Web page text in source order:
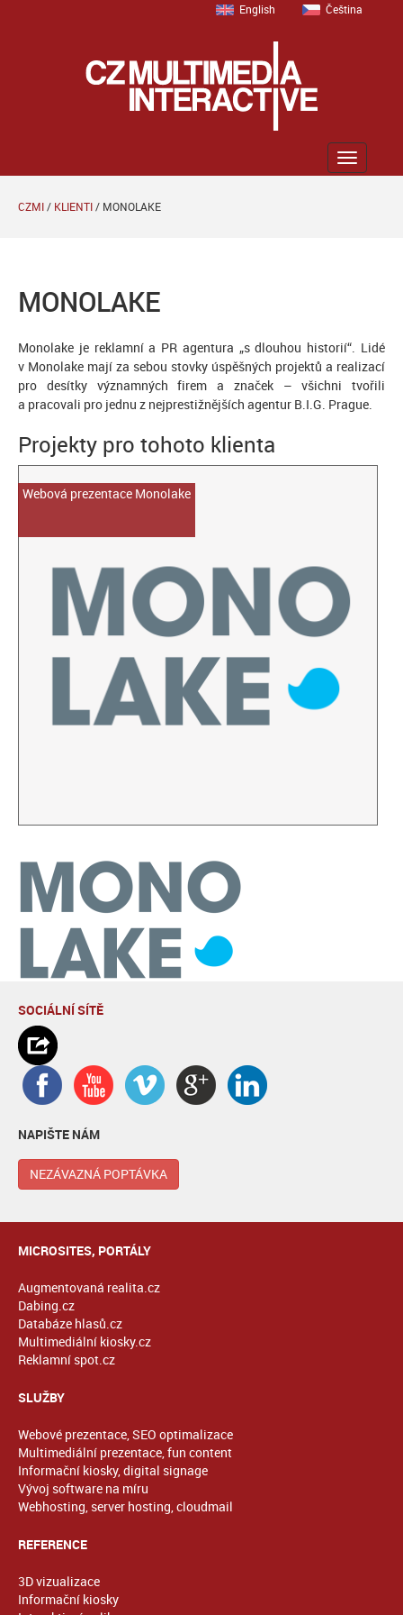
English Čeština
Zobrazit
menu
CZMI/ KLIENTI/ MONOLAKE
MONOLAKE
Monolake je reklamní a PR agentura „s dlouhou historií“. Lidé
v Monolake mají za sebou stovky úspěšných projektů a realizací
pro desítky významných firem a značek – všichni tvořili
a pracovali pro jednu z nejprestižnějších agentur B.I.G. Prague.
Projekty pro tohoto klienta
Webová prezentace Monolake
SOCIÁLNÍ SÍTĚ
NAPIŠTE NÁM
NEZÁVAZNÁ POPTÁVKA
MICROSITES, PORTÁLY
Augmentovaná realita.cz
Dabing.cz
Databáze hlasů.cz
Multimediální kiosky.cz
Reklamní spot.cz
SLUŽBY
Webové prezentace, SEO optimalizace
Multimediální prezentace, fun content
Informační kiosky, digital signage
Vývoj software na míru
Webhosting, server hosting, cloudmail
REFERENCE
3D vizualizace
Informační kiosky